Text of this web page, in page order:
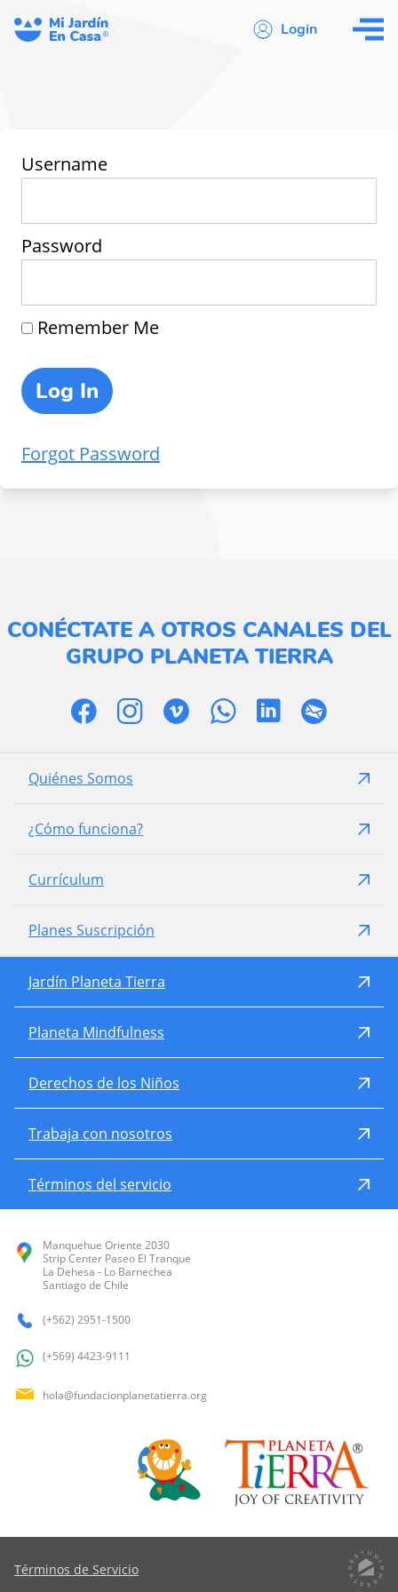
Login
Username
Password
Remember Me
Forgot Password
CONÉCTATE A OTROS CANALES DEL
GRUPO PLANETA TIERRA
Quiénes Somos
¿Cómo funciona?
Currículum
Planes Suscripción
Jardín Planeta Tierra
Planeta Mindfulness
Derechos de los Niños
Trabaja con nosotros
Términos del servicio
Manquehue Oriente 2030
Strip Center Paseo El Tranque
La Dehesa - Lo Barnechea
Santiago de Chile
(+562) 2951-1500
(+569) 4423-9111
hola@fundacionplanetatierra.org
Términos de Servicio